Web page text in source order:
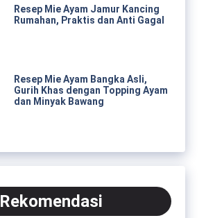
Resep Mie Ayam Jamur Kancing
Rumahan, Praktis dan Anti Gagal
Resep Mie Ayam Bangka Asli,
Gurih Khas dengan Topping Ayam
dan Minyak Bawang
Rekomendasi